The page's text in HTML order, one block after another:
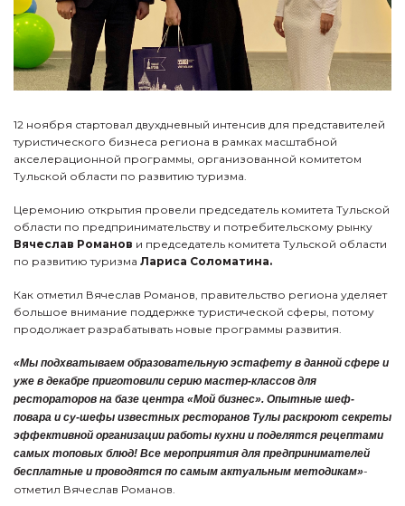
12 ноября стартовал двухдневный интенсив для представителей
туристического бизнеса региона в рамках масштабной
акселерационной программы, организованной комитетом
Тульской области по развитию туризма.
Церемонию открытия провели председатель комитета Тульской
области по предпринимательству и потребительскому рынку
Вячеслав Романов и председатель комитета Тульской области
по развитию туризма Лариса Соломатина.
Как отметил Вячеслав Романов, правительство региона уделяет
большое внимание поддержке туристической сферы, потому
продолжает разрабатывать новые программы развития.
«Мы подхватываем образовательную эстафету в данной сфере и
уже в декабре приготовили серию мастер-классов для
рестораторов на базе центра «Мой бизнес». Опытные шеф-
повара и су-шефы известных ресторанов Тулы раскроют секреты
эффективной организации работы кухни и поделятся рецептами
самых топовых блюд! Все мероприятия для предпринимателей
бесплатные и проводятся по самым актуальным методикам»-
отметил Вячеслав Романов.